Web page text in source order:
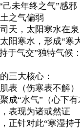
己未年终之气”感邪
之气偏弱
天，太阳寒水在泉
阳寒水，形成“寒
于气交”独特气
三大核心：
表（伤寒表不解）
成“水气”（心下
表现为诸或然证
正针对此“寒湿持